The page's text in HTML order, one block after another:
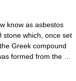
know as asbestos
stone which, once set
Greek compound
formed from the …